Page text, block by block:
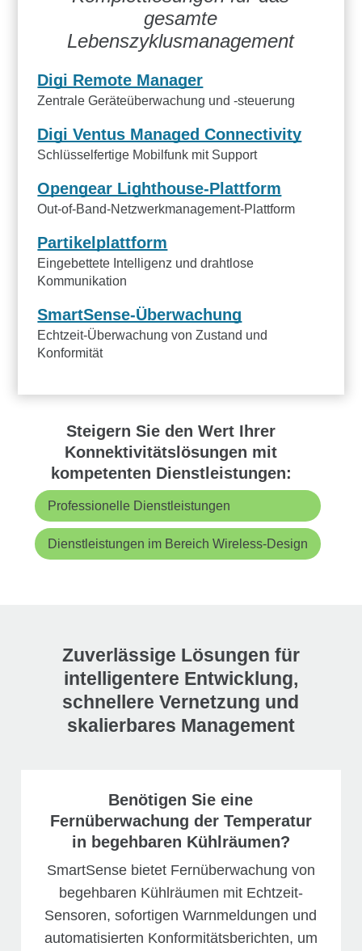
gesamte
Lebenszyklusmanagement
Digi Remote Manager
Zentrale Geräteüberwachung und -steuerung
Digi Ventus Managed Connectivity
Schlüsselfertige Mobilfunk mit Support
Opengear Lighthouse-Plattform
Out-of-Band-Netzwerkmanagement-Plattform
Partikelplattform
Eingebettete Intelligenz und drahtlose
Kommunikation
SmartSense-Überwachung
Echtzeit-Überwachung von Zustand und
Konformität
Steigern Sie den Wert Ihrer
Konnektivitätslösungen mit
kompetenten Dienstleistungen:
Professionelle Dienstleistungen
Dienstleistungen im Bereich Wireless-Design
Zuverlässige Lösungen für
intelligentere Entwicklung,
schnellere Vernetzung und
skalierbares Management
Benötigen Sie eine
Fernüberwachung der Temperatur
in begehbaren Kühlräumen?
SmartSense bietet Fernüberwachung von
begehbaren Kühlräumen mit Echtzeit-
Sensoren, sofortigen Warnmeldungen und
automatisierten Konformitätsberichten, um